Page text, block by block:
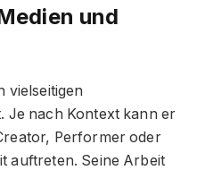
und
vielseitigen
Je nach Kontext kann er
Performer oder
auftreten. Seine Arbeit